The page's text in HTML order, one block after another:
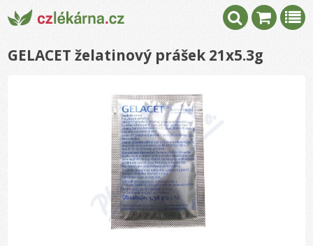
GELACET želatinový prášek 21x5.3g